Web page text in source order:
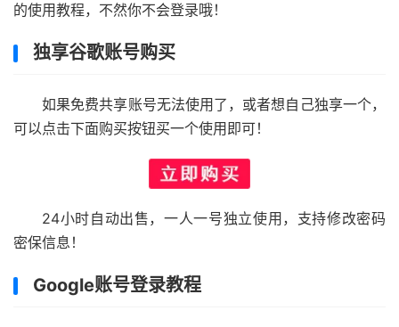
的使用教程，不然你不会登录哦！
独享谷歌账号购买
如果免费共享账号无法使用了，或者想自己独享一个，
可以点击下面购买按钮买一个使用即可！
24小时自动出售，一人一号独立使用，支持修改密码
密保信息！
Google账号登录教程